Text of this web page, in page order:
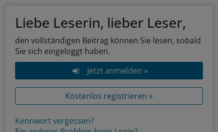
Liebe Leserin, lieber Leser,
den vollständigen Beitrag können Sie lesen, sobald
Sie sich eingeloggt haben.
Jetzt anmelden »
Kostenlos registrieren »
Kennwort vergessen?